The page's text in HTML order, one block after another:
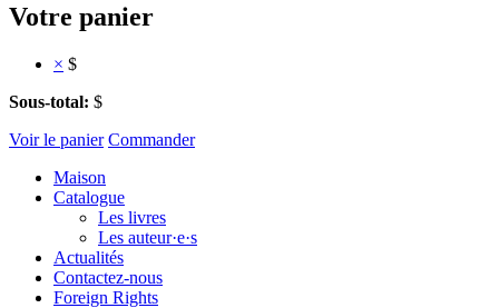
Votre panier
× $
Sous-total: $
Voir le panier Commander
Maison
Catalogue
Les livres
Les auteur·e·s
Actualités
Contactez-nous
Foreign Rights